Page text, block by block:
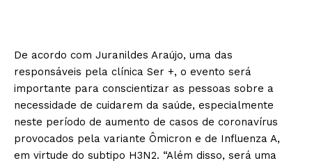
De acordo com Juranildes Araújo, uma das
responsáveis pela clínica Ser +, o evento será
importante para conscientizar as pessoas sobre a
necessidade de cuidarem da saúde, especialmente
neste período de aumento de casos de coronavírus
provocados pela variante Ômicron e de Influenza A,
em virtude do subtipo H3N2. “Além disso, será uma